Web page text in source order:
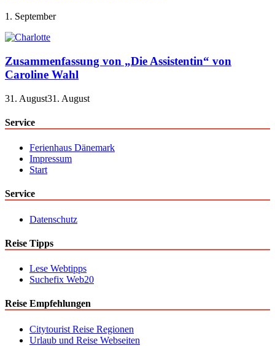
1. September
Zusammenfassung von „Die Assistentin“ von
Caroline Wahl
31. August31. August
Service
Ferienhaus Dänemark
Impressum
Start
Service
Datenschutz
Reise Tipps
Lese Webtipps
Suchefix Web20
Reise Empfehlungen
Citytourist Reise Regionen
Urlaub und Reise Webseiten